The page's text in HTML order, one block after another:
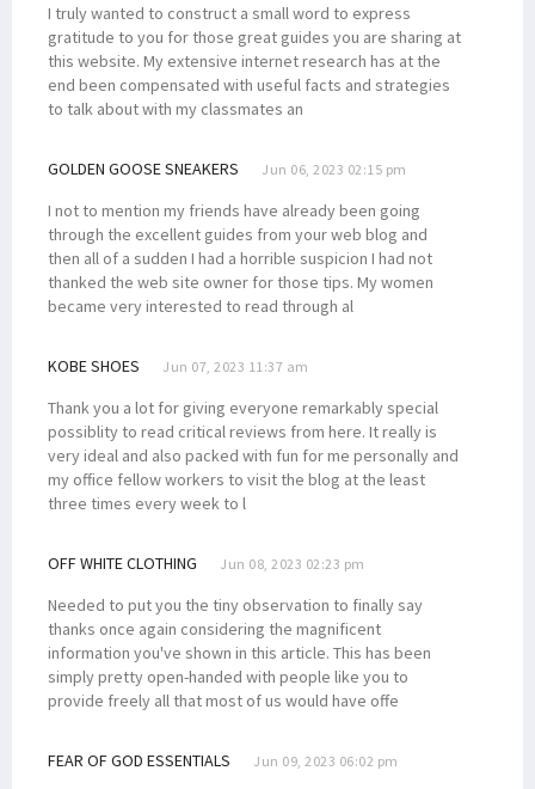
I truly wanted to construct a small word to express
gratitude to you for those great guides you are sharing at
this website. My extensive internet research has at the
end been compensated with useful facts and strategies
to talk about with my classmates an
GOLDEN GOOSE SNEAKERS Jun 06, 2023 02:15 pm
I not to mention my friends have already been going
through the excellent guides from your web blog and
then all of a sudden I had a horrible suspicion I had not
thanked the web site owner for those tips. My women
became very interested to read through al
KOBE SHOES Jun 07, 2023 11:37 am
Thank you a lot for giving everyone remarkably special
possiblity to read critical reviews from here. It really is
very ideal and also packed with fun for me personally and
my office fellow workers to visit the blog at the least
three times every week to l
OFF WHITE CLOTHING Jun 08, 2023 02:23 pm
Needed to put you the tiny observation to finally say
thanks once again considering the magnificent
information you've shown in this article. This has been
simply pretty open-handed with people like you to
provide freely all that most of us would have offe
FEAR OF GOD ESSENTIALS Jun 09, 2023 06:02 pm